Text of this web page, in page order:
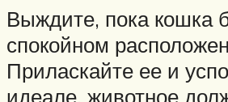
Выждите, пока кошка
спокойном
Приласкайте ее и
идеале, животное